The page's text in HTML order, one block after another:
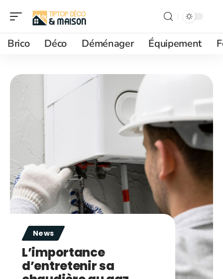
Brico Déco Déménager Équipement
News
L’importance
d’entretenir sa